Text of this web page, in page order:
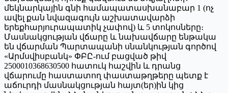
մեկնարկային գնի համապատասխանաբար 1 (ոչ
ավել քան նվազագույն աշխատավարձի
երեքհարյուրապատիկ չափով) և 5 տոկոսները։
Մասնակցության վճարը և նախավճարը ենթակա
են վճարման Պարտապանի սնանկության գործով
«Արմսվիսբանկ» ՓԲԸ-ում բացված թիվ
2500010368630500 հատուկ հաշվին և դրանց
վճարումը հաստատող փաստաթղթերը պետք է
աճուրդի մասնակցության հայտ(եր)ին կից